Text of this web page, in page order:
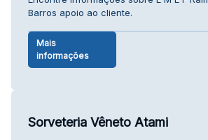
Barros apoio ao cliente.
Mais
informações
Sorveteria Vêneto Atami